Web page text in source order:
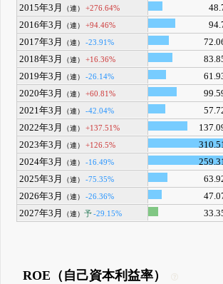
2015年3月 （連） +276.64%
2016年3月
（連） +94.46%
2017年3月
（連） -23.91%
2018年3月
（連） +16.36%
2019年3月
（連） -26.14%
2020年3月
（連） +60.81%
2021年3月
（連） -42.04%
2022年3月
（連） +137.51%
2023年3月
（連） +126.5%
2024年3月
（連） -16.49%
2025年3月
（連） -75.35%
2026年3月
（連） -26.36%
2027年3月
（連）予-29.15%
ROE（自己資本利益率）